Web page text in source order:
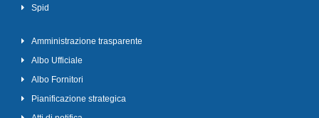
Spid
Amministrazione trasparente
Albo Ufficiale
Albo Fornitori
Pianificazione strategica